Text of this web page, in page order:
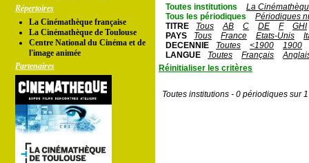
Répertoires
La Cinémathèque française
La Cinémathèque de Toulouse
Centre National du Cinéma et de
l'image animée
Partenaires
Toutes institutions
La
Tous les périodiques
Périodiques
TITRE
Tous AB C DE F
GHI
PAYS
Tous France Etats-Unis
DECENNIE
Toutes <1900
1900
LANGUE
Toutes Français
Réinitialiser les critères
Toutes institutions - 0 périodiques sur